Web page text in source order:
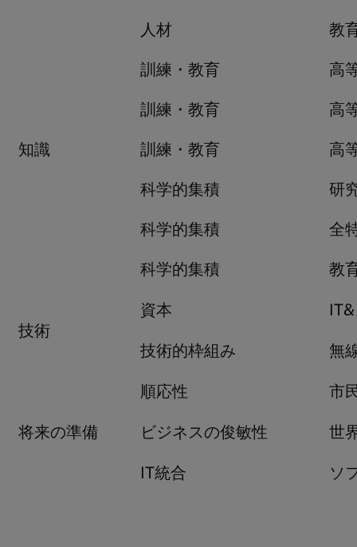
知識
人材 教
訓練・教育 高
訓練・教育 高
訓練・教育 高
科学的集積 研
科学的集積 全
科学的集積 教
技術
資本
技術的枠組み 無
将来の準備
順応性 市
ビジネスの俊敏性 世
IT統合 ソ